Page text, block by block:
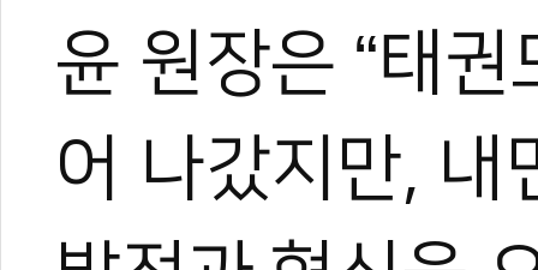
윤 원장은 “태
어 나갔지만, 내